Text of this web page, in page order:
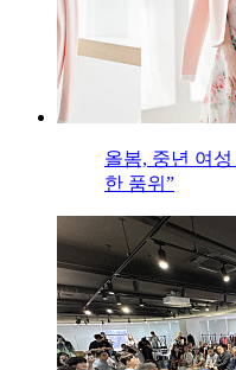
올봄, 중년 여
한 품위”